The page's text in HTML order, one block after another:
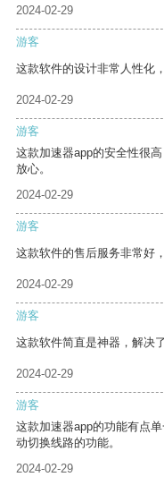
2024-02-29
游客
这款软件的设计非常人性化
2024-02-29
游客
这款加速器app的安全性很
放心。
2024-02-29
游客
这款软件的售后服务非常好
2024-02-29
游客
这款软件简直是神器，解决
2024-02-29
游客
这款加速器app的功能有点
动切换线路的功能。
2024-02-29